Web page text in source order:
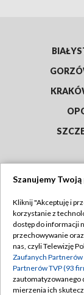
Abonament
Emisja w TVP
Centrum
Szanujemy
Kliknij "Akceptuję i
korzystanie z
dostęp do informacji
przechowywanie
nas, czyli Telewizję
Zaufanych
Partnerów TVP (93
zautomatyzowanego
mierzenia ich